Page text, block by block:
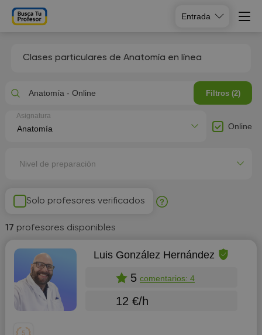
Entrada
Clases particulares de Anatomía en línea
Solo profesores verificados
17 profesores disponibles
Luis González Hernández
5 comentarios: 4
12 €/h
Anatomía - Online Filtros (2)
Asignatura
Online
Nivel de preparación